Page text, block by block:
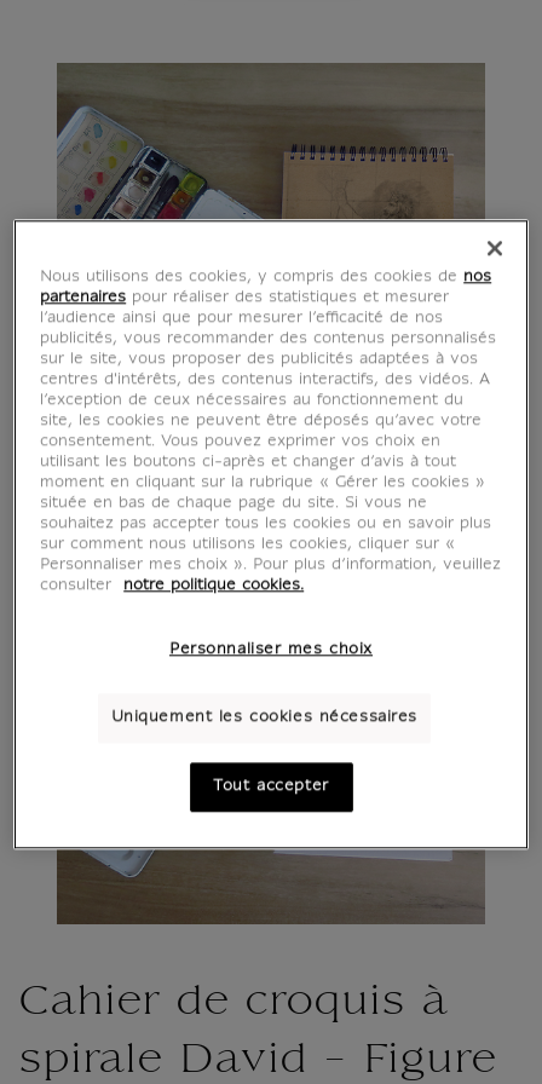
Cahier de croquis à
spirale David - Figure
Nous utilisons des cookies, y compris des cookies de nos
partenaires pour réaliser des statistiques et mesurer
l’audience ainsi que pour mesurer l’efficacité de nos
publicités, vous recommander des contenus personnalisés
sur le site, vous proposer des publicités adaptées à vos
centres d'intérêts, des contenus interactifs, des vidéos. A
l’exception de ceux nécessaires au fonctionnement du
site, les cookies ne peuvent être déposés qu’avec votre
consentement. Vous pouvez exprimer vos choix en
utilisant les boutons ci-après et changer d’avis à tout
moment en cliquant sur la rubrique « Gérer les cookies »
située en bas de chaque page du site. Si vous ne
souhaitez pas accepter tous les cookies ou en savoir plus
sur comment nous utilisons les cookies, cliquer sur «
Personnaliser mes choix ». Pour plus d’information, veuillez
consulter
notre politique cookies.
Personnaliser mes choix
Uniquement les cookies nécessaires
Tout accepter